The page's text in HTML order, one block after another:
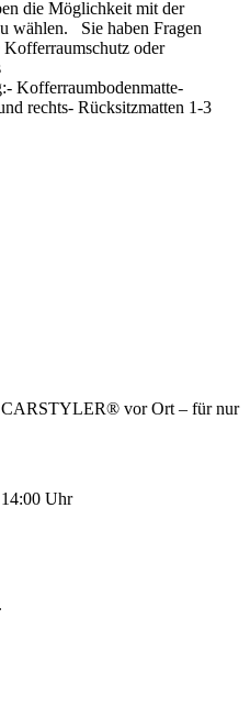
die Möglichkeit mit der
wählen. Sie haben Fragen
oder
Kofferraumbodenmatte-
rechts- Rücksitzmatten 1-3
CARSTYLER® vor Ort – für nur
Uhr